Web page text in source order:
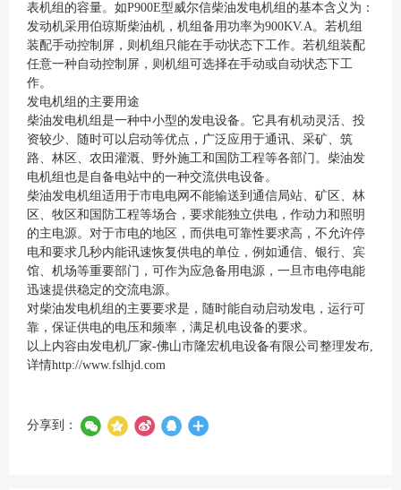
表机组的容量。如P900E型威尔信柴油发电机组的基本含义为：
发动机采用伯琼斯柴油机，机组备用功率为900KV.A。若机组
装配手动控制屏，则机组只能在手动状态下工作。若机组装配
任意一种自动控制屏，则机组可选择在手动或自动状态下工
作。
发电机组的主要用途
柴油发电机组是一种中小型的发电设备。它具有机动灵活、投
资较少、随时可以启动等优点，广泛应用于通讯、采矿、筑
路、林区、农田灌溉、野外施工和国防工程等各部门。柴油发
电机组也是自备电站中的一种交流供电设备。
柴油发电机组适用于市电电网不能输送到通信局站、矿区、林
区、牧区和国防工程等场合，要求能独立供电，作动力和照明
的主电源。对于市电的地区，而供电可靠性要求高，不允许停
电和要求几秒内能讯速恢复供电的单位，例如通信、银行、宾
馆、机场等重要部门，可作为应急备用电源，一旦市电停电能
迅速提供稳定的交流电源。
对柴油发电机组的主要要求是，随时能自动启动发电，运行可
靠，保证供电的电压和频率，满足机电设备的要求。
以上内容由发电机厂家-佛山市隆宏机电设备有限公司整理发布,
详情http://www.fslhjd.com
分享到：